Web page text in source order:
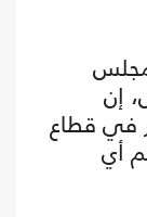
إن
في قطاع
أي